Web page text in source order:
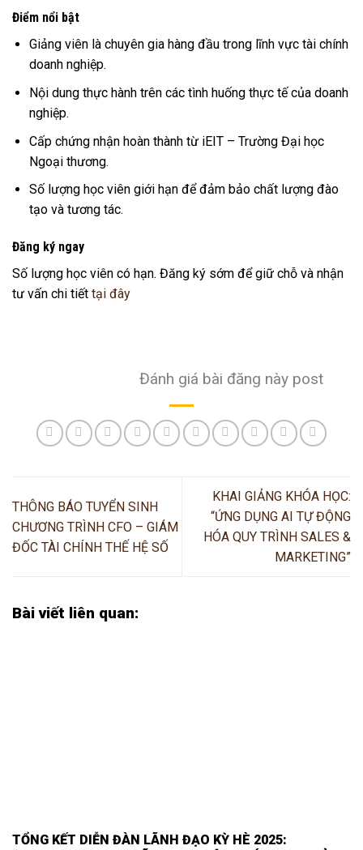
Điểm nổi bật
Giảng viên là chuyên gia hàng đầu trong lĩnh vực tài chính
doanh nghiệp.
Nội dung thực hành trên các tình huống thực tế của doanh
nghiệp.
Cấp chứng nhận hoàn thành từ iEIT – Trường Đại học
Ngoại thương.
Số lượng học viên giới hạn để đảm bảo chất lượng đào
tạo và tương tác.
Đăng ký ngay
Số lượng học viên có hạn. Đăng ký sớm để giữ chỗ và nhận
tư vấn chi tiết tại đây
Đánh giá bài đăng này post
THÔNG BÁO TUYỂN SINH
CHƯƠNG TRÌNH CFO – GIÁM
ĐỐC TÀI CHÍNH THẾ HỆ SỐ
KHAI GIẢNG KHÓA HỌC:
“ỨNG DỤNG AI TỰ ĐỘNG
HÓA QUY TRÌNH SALES &
MARKETING”
Bài viết liên quan:
TỔNG KẾT DIỄN ĐÀN LÃNH ĐẠO KỲ HÈ 2025: